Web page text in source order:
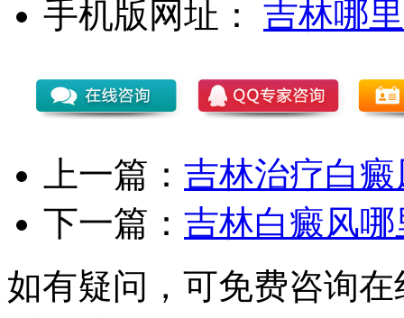
手机版网址： 吉林哪
上一篇： 吉林治疗白
下一篇： 吉林白癜风
如有疑问，可免费咨询